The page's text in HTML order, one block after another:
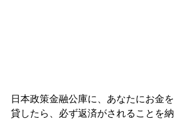
日本政策金融公庫に、あなたにお金を
貸したら、必ず返済がされることを納